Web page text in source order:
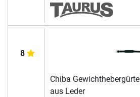
8
Chiba Gewichthebergürtel
aus Leder